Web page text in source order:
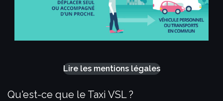
Lire les mentions légales
Qu'est-ce que le Taxi VSL ?